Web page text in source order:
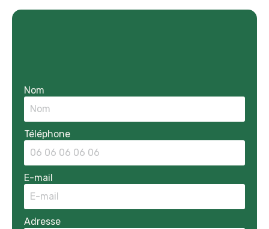
Nom
Téléphone
E-mail
Adresse